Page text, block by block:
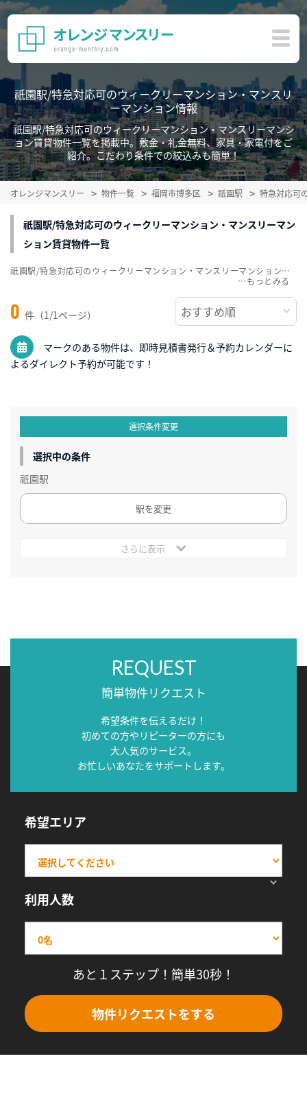
祇園駅/特急対応可のウィークリーマンション・マンスリ
ーマンション情報
祇園駅/特急対応可のウィークリーマンション・マンスリーマンシ
ョン賃貸物件一覧を掲載中。敷金・礼金無料、家具・家電付をご
紹介。こだわり条件での絞込みも簡単！
オレンジマンスリー 物件一覧 福岡市博多区 祇園駅 特急対応可
祇園駅/特急対応可のウィークリーマンション・マンスリーマン
ション賃貸物件一覧
0 件（1/1ページ）
マークのある物件は、即時見積書発行＆予約カレンダーに
よるダイレクト予約が可能です！
祇園駅/特急対応可のウィークリーマンション・マンスリーマンション賃貸物件一覧を掲載中。敷金・礼金無料、家具・家電付をご紹介。こだわり条件での絞込みも簡単！
…
選択条件変更
選択中の条件
祇園駅
駅を変更
さらに表示
REQUEST
簡単物件リクエスト
希望条件を伝えるだけ！
初めての方やリピーターの方にも
大人気のサービス。
お忙しいあなたをサポートします。
希望エリア
利用人数
あと１ステップ！簡単30秒！
物件リクエストをする